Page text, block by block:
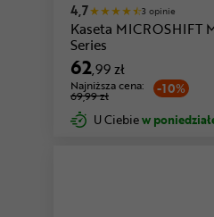
4,7 3 opinie
Kaseta MICROSHIFT
Series
62,99 zł
-10%
Najniższa cena:
69,99 zł
U Ciebiew